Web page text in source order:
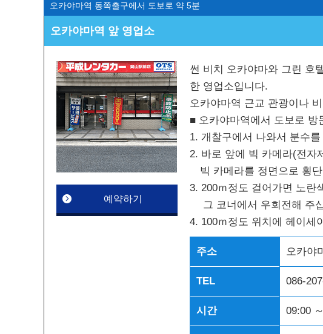
오카야마역 동쪽출구에서 도보로 약 5분
오카야마역 앞 영업소
예약하기
썬 비치 오카야마와 그린 호
한 영업소입니다.
오카야마역 근교 관광이나
■ 오카야마역에서 도보로 방
1. 개찰구에서 나와서 분수
2. 바로 앞에 빅 카메라(전자
빅 카메라를 정면으로 횡
3. 200ｍ정도 걸어가면 노란
그 코너에서 우회전해 주
4. 100ｍ정도 위치에 헤이세
주소 오카야
TEL 086-
시간 09:00